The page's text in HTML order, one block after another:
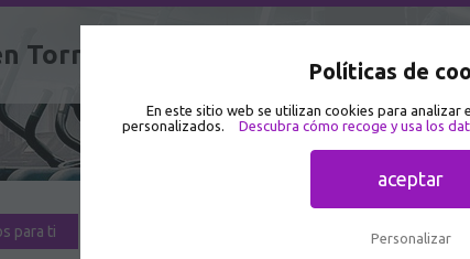
Políticas de
En este sitio web se utilizan cookies para analizar
personalizados.
Descubra cómo recoge y usa los
aceptar
Personalizar
Torreón 🥇
para ti